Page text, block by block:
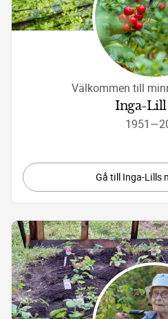
Välkommen till
Inga-Lill
1951—
Gå till Inga-Lills